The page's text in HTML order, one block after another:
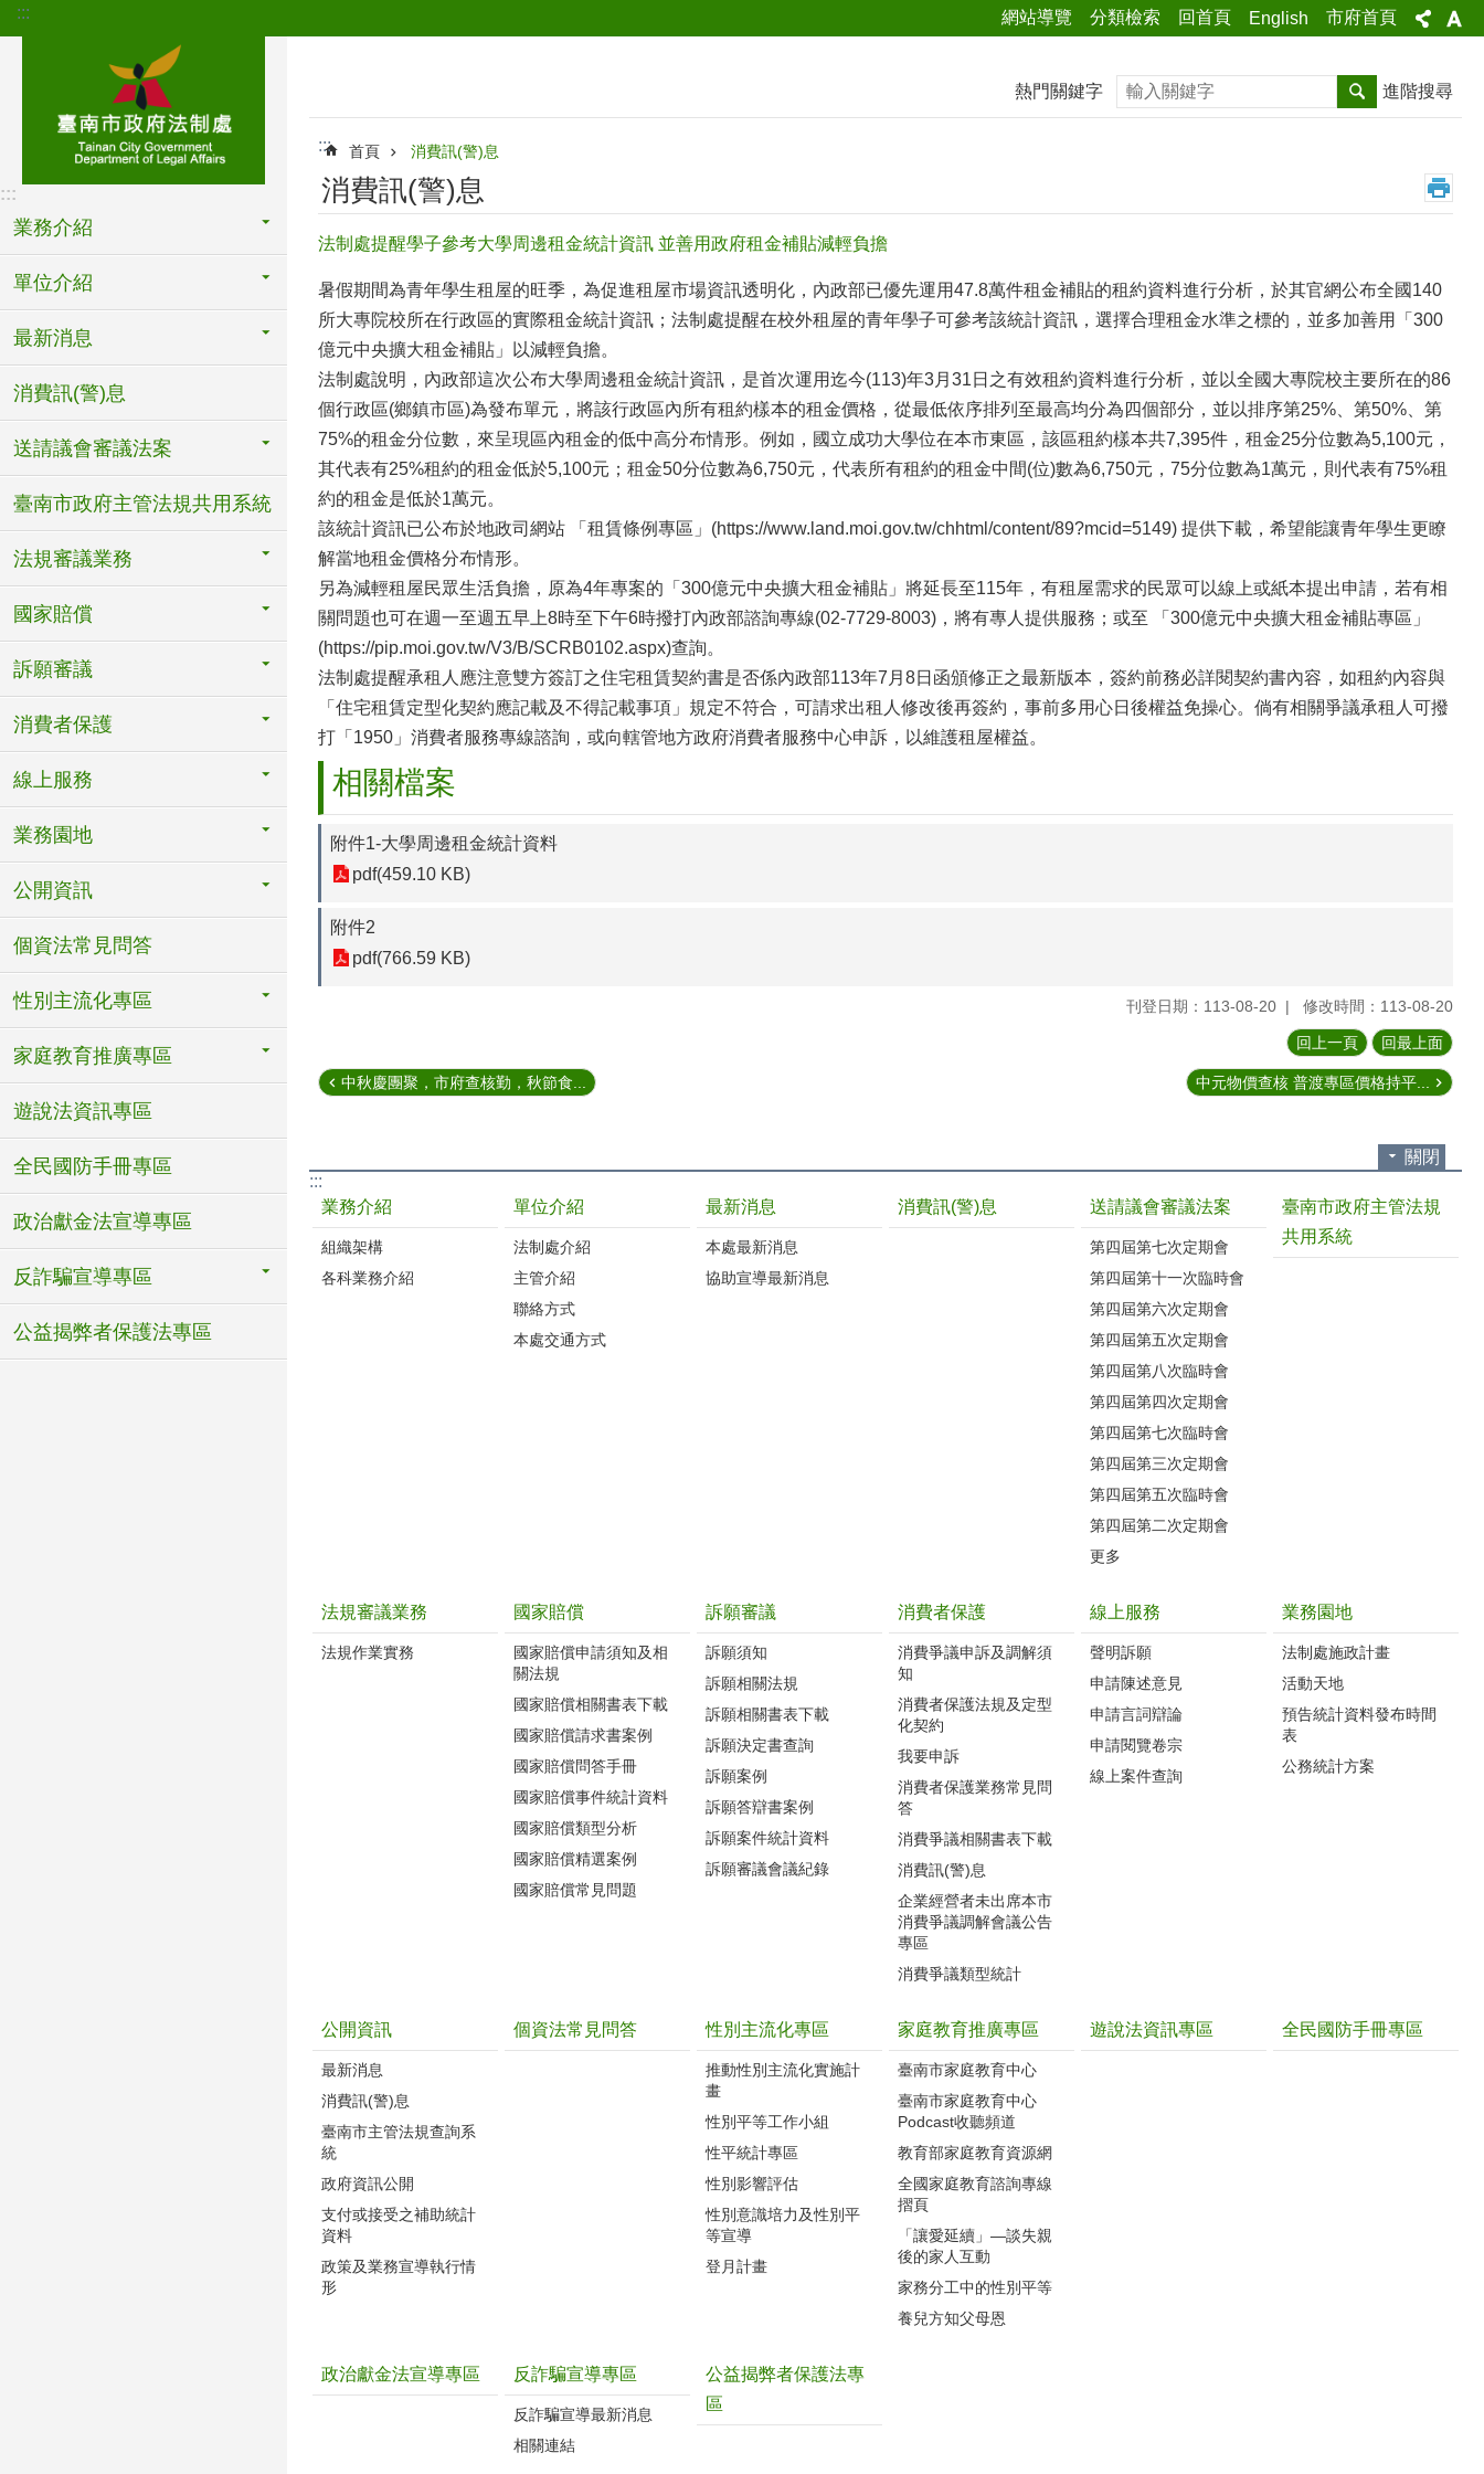
跳到主要內容區塊
::: 網站導覽 分類檢索 回首頁 English 市府首頁
:::
業務介紹
單位介紹
最新消息
消費訊(警)息
送請議會審議法案
臺南市政府主管法規共用系統
法規審議業務
國家賠償
訴願審議
消費者保護
線上服務
業務園地
公開資訊
個資法常見問答
性別主流化專區
家庭教育推廣專區
遊說法資訊專區
全民國防手冊專區
政治獻金法宣導專區
反詐騙宣導專區
公益揭弊者保護法專區
熱門關鍵字 搜尋 進階搜尋
::: 首頁 消費訊(警)息
消費訊(警)息
法制處提醒學子參考大學周邊租金統計資訊 並善用政府租金補貼減輕負擔
暑假期間為青年學生租屋的旺季，為促進租屋市場資訊透明化，內政部已優先運用47.8萬件租金補貼的租約資料進行分析，於其官網公布全國140
所大專院校所在行政區的實際租金統計資訊；法制處提醒在校外租屋的青年學子可參考該統計資訊，選擇合理租金水準之標的，並多加善用「300
億元中央擴大租金補貼」以減輕負擔。
法制處說明，內政部這次公布大學周邊租金統計資訊，是首次運用迄今(113)年3月31日之有效租約資料進行分析，並以全國大專院校主要所在的86
個行政區(鄉鎮市區)為發布單元，將該行政區內所有租約樣本的租金價格，從最低依序排列至最高均分為四個部分，並以排序第25%、第50%、第
75%的租金分位數，來呈現區內租金的低中高分布情形。例如，國立成功大學位在本市東區，該區租約樣本共7,395件，租金25分位數為5,100元，
其代表有25%租約的租金低於5,100元；租金50分位數為6,750元，代表所有租約的租金中間(位)數為6,750元，75分位數為1萬元，則代表有75%租
約的租金是低於1萬元。
該統計資訊已公布於地政司網站 「租賃條例專區」(https://www.land.moi.gov.tw/chhtml/content/89?mcid=5149) 提供下載，希望能讓青年學生更瞭
解當地租金價格分布情形。
另為減輕租屋民眾生活負擔，原為4年專案的「300億元中央擴大租金補貼」將延長至115年，有租屋需求的民眾可以線上或紙本提出申請，若有相
關問題也可在週一至週五早上8時至下午6時撥打內政部諮詢專線(02-7729-8003)，將有專人提供服務；或至 「300億元中央擴大租金補貼專區」
(https://pip.moi.gov.tw/V3/B/SCRB0102.aspx)查詢。
法制處提醒承租人應注意雙方簽訂之住宅租賃契約書是否係內政部113年7月8日函頒修正之最新版本，簽約前務必詳閱契約書內容，如租約內容與
「住宅租賃定型化契約應記載及不得記載事項」規定不符合，可請求出租人修改後再簽約，事前多用心日後權益免操心。倘有相關爭議承租人可撥
打「1950」消費者服務專線諮詢，或向轄管地方政府消費者服務中心申訴，以維護租屋權益。
相關檔案
附件1-大學周邊租金統計資料
pdf(459.10 KB)
附件2
pdf(766.59 KB)
刊登日期：113-08-20 修改時間：113-08-20
回上一頁 回最上面
中秋慶團聚，市府查核勤，秋節食... 中元物價查核 普渡專區價格持平...
關閉
:::
業務介紹
組織架構
各科業務介紹
單位介紹
法制處介紹
主管介紹
聯絡方式
本處交通方式
最新消息
本處最新消息
協助宣導最新消息
消費訊(警)息 送請議會審議法案
第四屆第七次定期會
第四屆第十一次臨時會
第四屆第六次定期會
第四屆第五次定期會
第四屆第八次臨時會
第四屆第四次定期會
第四屆第七次臨時會
第四屆第三次定期會
第四屆第五次臨時會
第四屆第二次定期會
更多
臺南市政府主管法規
共用系統
法規審議業務
法規作業實務
國家賠償
國家賠償申請須知及相
關法規
國家賠償相關書表下載
國家賠償請求書案例
國家賠償問答手冊
國家賠償事件統計資料
國家賠償類型分析
國家賠償精選案例
國家賠償常見問題
訴願審議
訴願須知
訴願相關法規
訴願相關書表下載
訴願決定書查詢
訴願案例
訴願答辯書案例
訴願案件統計資料
訴願審議會議紀錄
消費者保護
消費爭議申訴及調解須
知
消費者保護法規及定型
化契約
我要申訴
消費者保護業務常見問
答
消費爭議相關書表下載
消費訊(警)息
企業經營者未出席本市
消費爭議調解會議公告
專區
消費爭議類型統計
線上服務
聲明訴願
申請陳述意見
申請言詞辯論
申請閱覽卷宗
線上案件查詢
業務園地
法制處施政計畫
活動天地
預告統計資料發布時間
表
公務統計方案
公開資訊
最新消息
消費訊(警)息
臺南市主管法規查詢系
統
政府資訊公開
支付或接受之補助統計
資料
政策及業務宣導執行情
形
個資法常見問答 性別主流化專區
推動性別主流化實施計
畫
性別平等工作小組
性平統計專區
性別影響評估
性別意識培力及性別平
等宣導
登月計畫
家庭教育推廣專區
臺南市家庭教育中心
臺南市家庭教育中心
Podcast收聽頻道
教育部家庭教育資源網
全國家庭教育諮詢專線
摺頁
「讓愛延續」―談失親
後的家人互動
家務分工中的性別平等
養兒方知父母恩
遊說法資訊專區 全民國防手冊專區
政治獻金法宣導專區 反詐騙宣導專區
反詐騙宣導最新消息
相關連結
公益揭弊者保護法專
區